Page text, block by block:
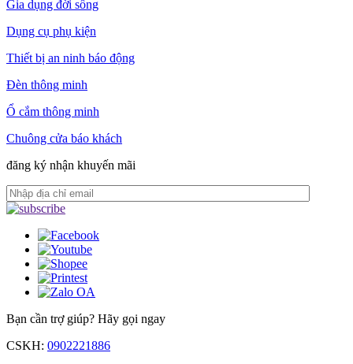
Gia dụng đời sống
Dụng cụ phụ kiện
Thiết bị an ninh báo động
Đèn thông minh
Ổ cắm thông minh
Chuông cửa báo khách
đăng ký nhận khuyến mãi
Bạn cần trợ giúp? Hãy gọi ngay
CSKH: 0902221886